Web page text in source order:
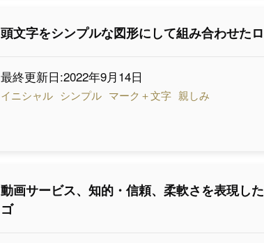
頭文字をシンプルな図形にして組み合わせた
最終更新日:2022年9月14日
イニシャル シンプル マーク＋文字 親しみ
動画サービス、知的・信頼、柔軟さを表現し
ゴ